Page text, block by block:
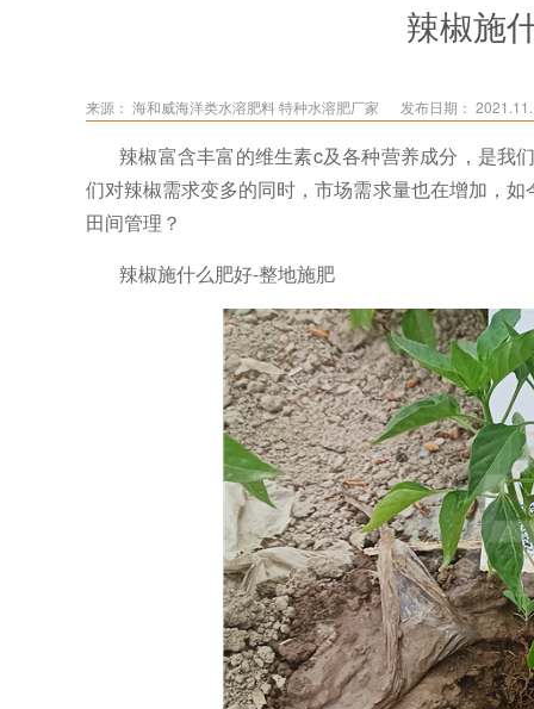
辣椒施
来源： 海和威海洋类水溶肥料 特种水溶肥厂家 发布日期：
辣椒富含丰富的维生素c及各种营养成分，是我
们对辣椒需求变多的同时，市场需求量也在增加，
田间管理？
辣椒施什么肥好-整地施肥